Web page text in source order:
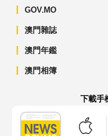
GOV.MO
澳門雜誌
澳門年鑑
澳門相簿
下載手